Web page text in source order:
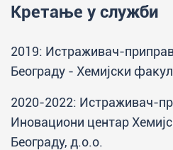
Кретање у служби
2019: Истраживач-
Београду - Хемијски
2020-2022: Истраживач-
Иновациони центар
Београду, д.о.о.